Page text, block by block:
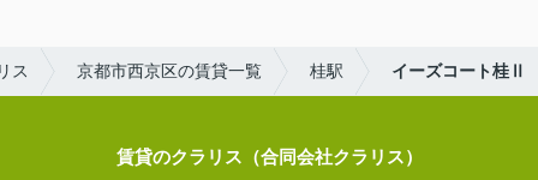
ス 京都市西京区の賃貸一覧 桂駅 イーズコート桂Ⅱ
賃貸のクラリス（合同会社クラリス）